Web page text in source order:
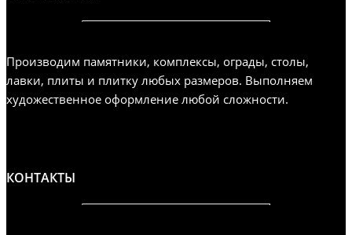
Производим памятники, комплексы, ограды, столы,
лавки, плиты и плитку любых размеров. Выполняем
художественное оформление любой сложности.
КОНТАКТЫ